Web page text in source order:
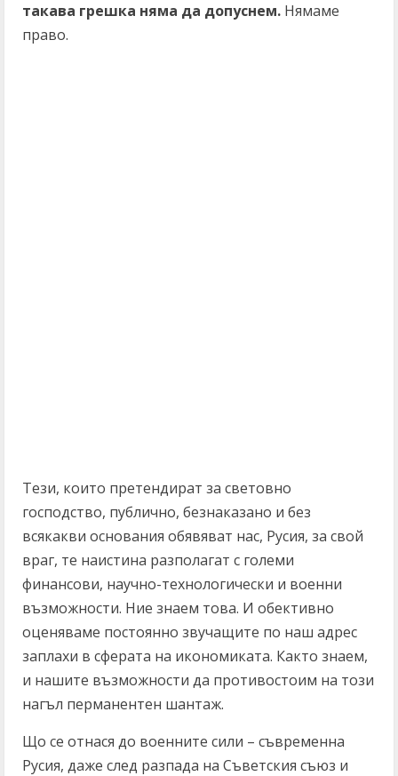
такава грешка няма да допуснем. Нямаме
право.
Тези, които претендират за световно
господство, публично, безнаказано и без
всякакви основания обявяват нас, Русия, за свой
враг, те наистина разполагат с големи
финансови, научно-технологически и военни
възможности. Ние знаем това. И обективно
оценяваме постоянно звучащите по наш адрес
заплахи в сферата на икономиката. Както знаем,
и нашите възможности да противостоим на този
нагъл перманентен шантаж.
Що се отнася до военните сили – съвременна
Русия, даже след разпада на Съветския съюз и